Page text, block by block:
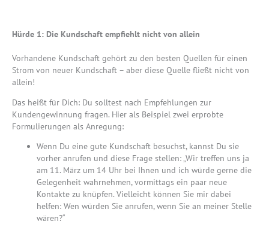
Hürde 1: Die Kundschaft empfiehlt nicht von allein
Vorhandene Kundschaft gehört zu den besten Quellen für einen
Strom von neuer Kundschaft – aber diese Quelle fließt nicht von
allein!
Das heißt für Dich: Du solltest nach Empfehlungen zur
Kundengewinnung fragen. Hier als Beispiel zwei erprobte
Formulierungen als Anregung:
Wenn Du eine gute Kundschaft besuchst, kannst Du sie
vorher anrufen und diese Frage stellen: „Wir treffen uns ja
am 11. März um 14 Uhr bei Ihnen und ich würde gerne die
Gelegenheit wahrnehmen, vormittags ein paar neue
Kontakte zu knüpfen. Vielleicht können Sie mir dabei
helfen: Wen würden Sie anrufen, wenn Sie an meiner Stelle
wären?“